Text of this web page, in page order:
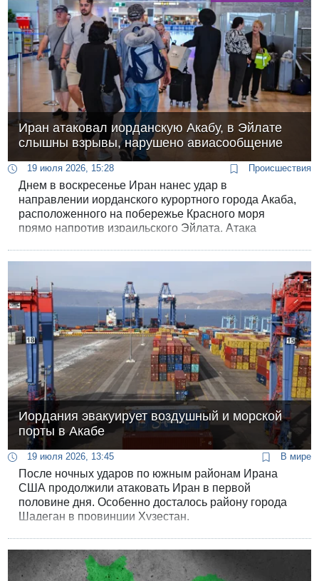
Иран атаковал иорданскую Акабу, в Эйлате
слышны взрывы, нарушено авиасообщение
19 июля 2026, 15:28 Происшествия
Днем в воскресенье Иран нанес удар в
направлении иорданского курортного города Акаба,
расположенного на побережье Красного моря
прямо напротив израильского Эйлата. Атака
Иордания эвакуирует воздушный и морской
порты в Акабе
19 июля 2026, 13:45 В мире
После ночных ударов по южным районам Ирана
США продолжили атаковать Иран в первой
половине дня. Особенно досталось району города
Шадеган в провинции Хузестан.